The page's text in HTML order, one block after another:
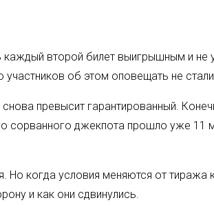
второй билет выигрышным и не
об этом оповещать не
превысит гарантированный.
сорванного джекпота прошло уже 11
Но когда условия меняются от тиража
и как они сдвинулись.